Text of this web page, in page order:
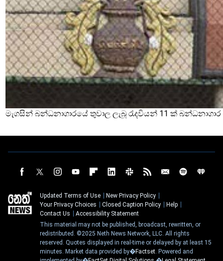
මැගසින් බන්ධනාගාරයේ තුවාල ලැබූ රැදවියන් 11 ක්
Updated Terms of Use
New Privacy Policy
Your Privacy Choices
Closed Caption Policy
Help
Contact Us
Accessibility Statement
This material may not be published, broadcast, rewritten, or
redistributed. ©2025 Neth News Network, LLC. All rights
reserved. Quotes displayed in real-time or delayed by at least 15
minutes. Market data provided by�Factset. Powered and